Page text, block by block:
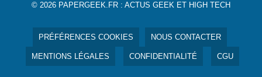
© 2026 PAPERGEEK.FR : ACTUS GEEK ET HIGH TECH
PRÉFÉRENCES COOKIES NOUS CONTACTER
MENTIONS LÉGALES CONFIDENTIALITÉ CGU